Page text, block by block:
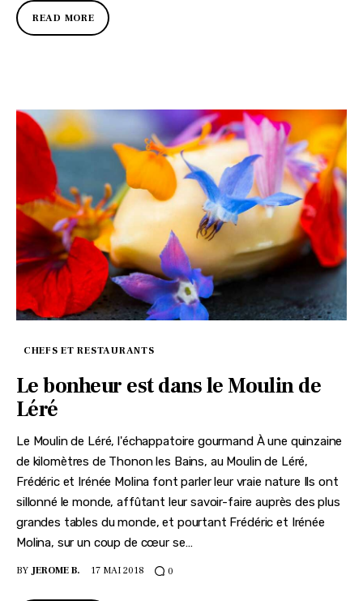
READ MORE
CHEFS ET RESTAURANTS
Le bonheur est dans le Moulin de
Léré
Le Moulin de Léré, l'échappatoire gourmand À une quinzaine
de kilomètres de Thonon les Bains, au Moulin de Léré,
Frédéric et Irénée Molina font parler leur vraie nature Ils ont
sillonné le monde, affûtant leur savoir-faire auprès des plus
grandes tables du monde, et pourtant Frédéric et Irénée
Molina, sur un coup de cœur se…
BY JEROME B. 17 MAI 2018 0